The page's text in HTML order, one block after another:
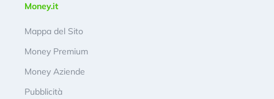
Money.it
Mappa del Sito
Money Premium
Money Aziende
Pubblicità